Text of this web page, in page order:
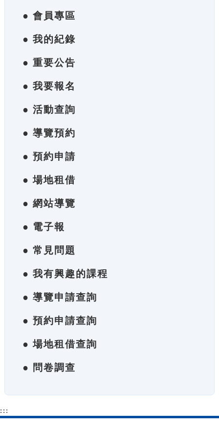
● 會員專區
● 我的紀錄
● 重要公告
● 我要報名
● 活動查詢
● 導覽預約
● 預約申請
● 場地租借
● 網站導覽
● 電子報
● 常見問題
● 我有興趣的課程
● 導覽申請查詢
● 預約申請查詢
● 場地租借查詢
● 問卷調查
:::